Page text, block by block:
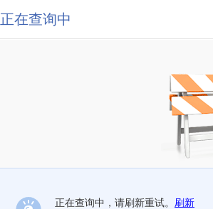
正在查询中
正在查询中，请刷新重试。 刷新